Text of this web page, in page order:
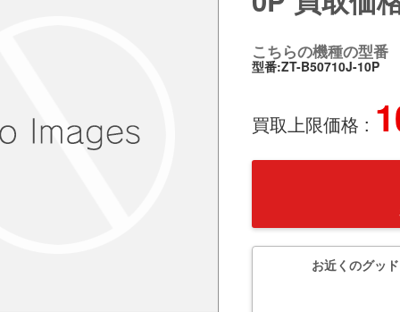
こちらの機種の型番
型番:ZT-B50710J-10P
買取上限価格 :
お近くのグッ